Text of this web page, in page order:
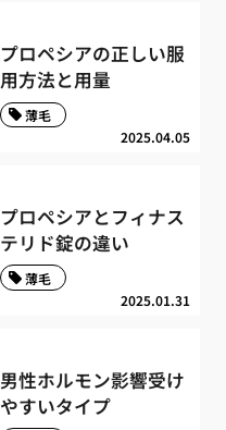
プロペシアの正しい服
用方法と用量
2025.04.05
薄毛
プロペシアとフィナス
テリド錠の違い
2025.01.31
薄毛
男性ホルモン影響受け
やすいタイプ